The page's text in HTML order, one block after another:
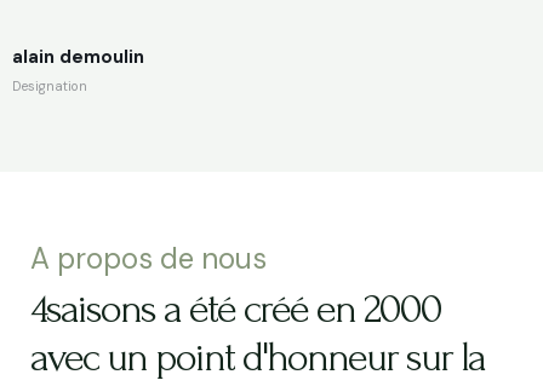
alain demoulin
Designation
A propos de nous
4saisons a été créé en 2000
avec un point d'honneur sur la